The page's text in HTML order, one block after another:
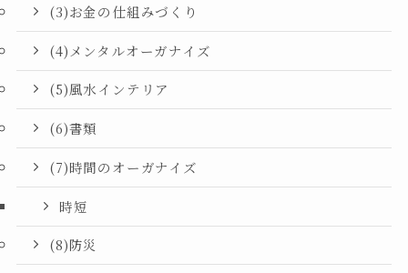
(3)お金の仕組みづくり
(4)メンタルオーガナイズ
(5)風水インテリア
(6)書類
(7)時間のオーガナイズ
時短
(8)防災